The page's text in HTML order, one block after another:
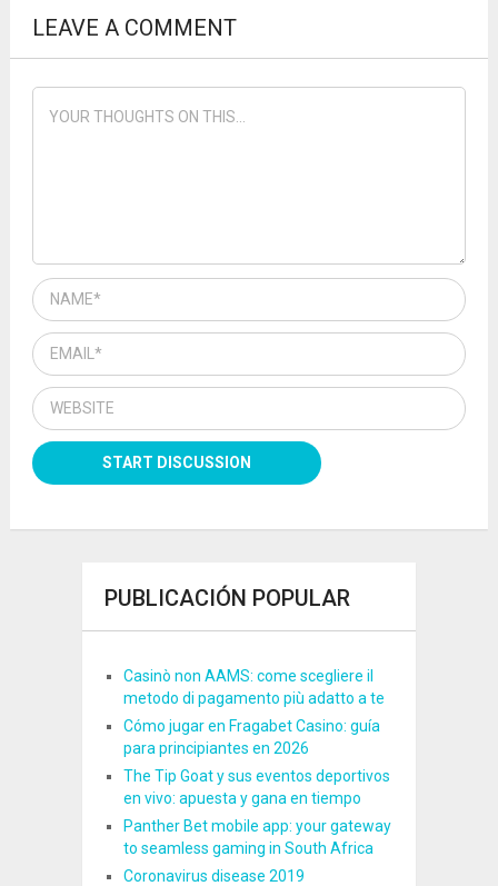
LEAVE A COMMENT
PUBLICACIÓN POPULAR
Casinò non AAMS: come scegliere il
metodo di pagamento più adatto a te
Cómo jugar en Fragabet Casino: guía
para principiantes en 2026
The Tip Goat y sus eventos deportivos
en vivo: apuesta y gana en tiempo
Panther Bet mobile app: your gateway
to seamless gaming in South Africa
Coronavirus disease 2019